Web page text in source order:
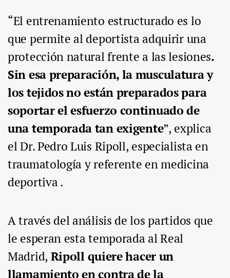
“El entrenamiento estructurado es lo
que permite al deportista adquirir una
protección natural frente a las lesiones.
Sin esa preparación, la musculatura y
los tejidos no están preparados para
soportar el esfuerzo continuado de
una temporada tan exigente”, explica
el Dr. Pedro Luis Ripoll, especialista en
traumatología y referente en medicina
deportiva .
A través del análisis de los partidos que
le esperan esta temporada al Real
Madrid, Ripoll quiere hacer un
llamamiento en contra de la